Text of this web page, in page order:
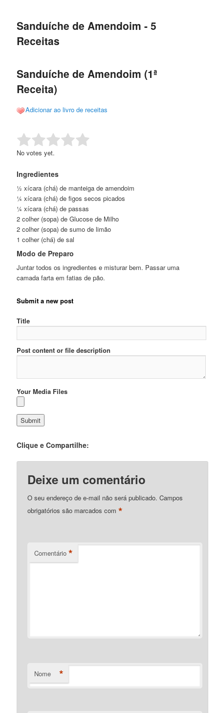
conteúdo
conteúdo
Sanduíche de Amendoim - 5
Receitas
Sanduíche de Amendoim (1ª
Receita)
Adicionar ao livro de receitas
Rate this item: Submit Rating
No votes yet.
Ingredientes
½ xícara (chá) de manteiga de amendoim
¼ xícara (chá) de figos secos picados
¼ xícara (chá) de passas
2 colher (sopa) de Glucose de Milho
2 colher (sopa) de sumo de limão
1 colher (chá) de sal
Modo de Preparo
Juntar todos os ingredientes e misturar bem. Passar uma
camada farta em fatias de pão.
Submit a new post
Title
Post content or file description
Your Media Files
Clique e Compartilhe:
Deixe um comentário
O seu endereço de e-mail não será publicado. Campos
obrigatórios são marcados com*
Comentário *
Nome *